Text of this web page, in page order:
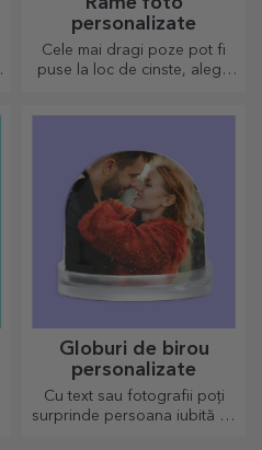
personalizate
Cele mai dragi poze pot fi
puse la loc de cinste, alege
Globuri de birou
personalizate
Cu text sau fotografii poți
surprinde persoana iubită cu